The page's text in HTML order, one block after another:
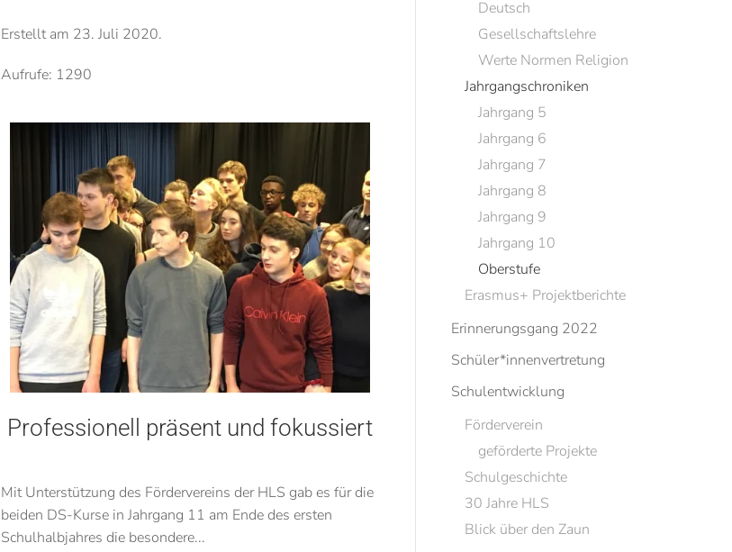
Erstellt am 23. Juli 2020.
Aufrufe: 1290
Professionell präsent und fokussiert
Mit Unterstützung des Fördervereins der HLS gab es für die
beiden DS-Kurse in Jahrgang 11 am Ende des ersten
Schulhalbjahres die besondere...
Deutsch
Gesellschaftslehre
Werte Normen Religion
Jahrgangschroniken
Jahrgang 5
Jahrgang 6
Jahrgang 7
Jahrgang 8
Jahrgang 9
Jahrgang 10
Oberstufe
Erasmus+ Projektberichte
Erinnerungsgang 2022
Schüler*innenvertretung
Schulentwicklung
Förderverein
geförderte Projekte
Schulgeschichte
30 Jahre HLS
Blick über den Zaun